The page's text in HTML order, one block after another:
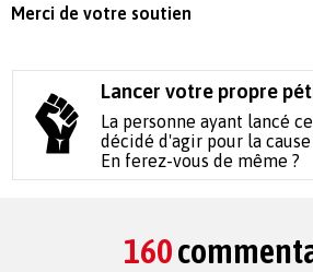
Merci de votre soutien
Lancer votre propre
La personne ayant lancé
décidé d'agir pour la
En ferez-vous de même ?
160